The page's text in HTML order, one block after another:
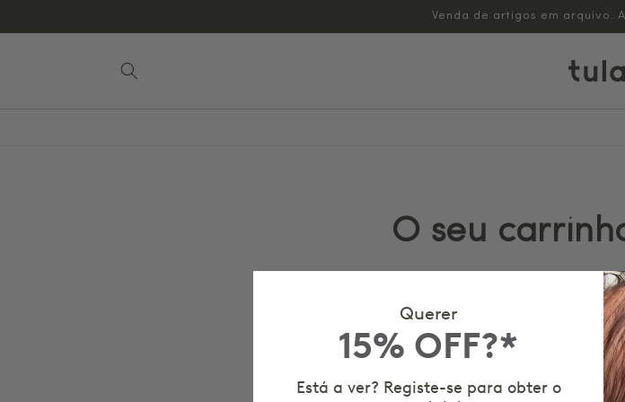
Venda de artigos em arquivo.
O seu
Continuar a
Tem uma
Querer
15% OFF?*
Está a ver? Registe-se para obter o